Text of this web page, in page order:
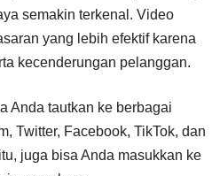
semakin terkenal. Video
yang lebih efektif karena
kecenderungan pelanggan.
Anda tautkan ke berbagai
Twitter, Facebook, TikTok, dan
juga bisa Anda masukkan ke